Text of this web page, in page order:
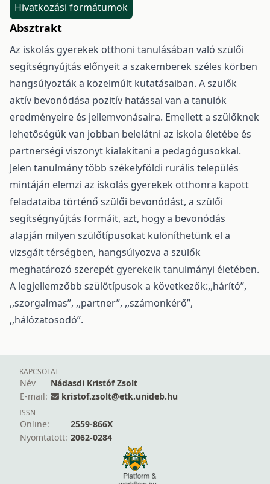
Hivatkozási formátumok
Absztrakt
Az iskolás gyerekek otthoni tanulásában való szülői
segítségnyújtás előnyeit a szakemberek széles körben
hangsúlyozták a közelmúlt kutatásaiban. A szülők
aktív bevonódása pozitív hatással van a tanulók
eredményeire és jellemvonásaira. Emellett a szülőknek
lehetőségük van jobban belelátni az iskola életébe és
partnerségi viszonyt kialakítani a pedagógusokkal.
Jelen tanulmány több székelyföldi rurális település
mintáján elemzi az iskolás gyerekek otthonra kapott
feladataiba történő szülői bevonódást, a szülői
segítségnyújtás formáit, azt, hogy a bevonódás
alapján milyen szülőtípusokat különíthetünk el a
vizsgált térségben, hangsúlyozva a szülők
meghatározó szerepét gyerekeik tanulmányi életében.
A legjellemzőbb szülőtípusok a következők:,,hárító”,
,,szorgalmas”, ,,partner”, ,,számonkérő”,
,,hálózatosodó”.
KAPCSOLAT
Név
Nádasdi Kristóf Zsolt
E-mail:
kristof.zsolt@etk.unideb.hu
ISSN
Online:
2559-866X
Nyomtatott: 2062-0284